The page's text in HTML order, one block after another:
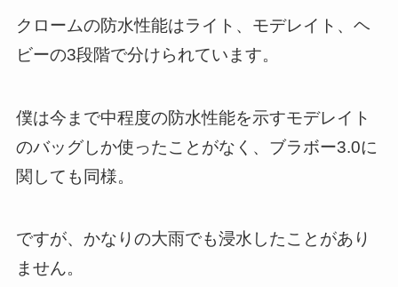
クロームの防水性能はライト、モデレイト、ヘ
ビーの3段階で分けられています。
僕は今まで中程度の防水性能を示すモデレイト
のバッグしか使ったことがなく、ブラボー3.0に
関しても同様。
ですが、かなりの大雨でも浸水したことがあり
ません。